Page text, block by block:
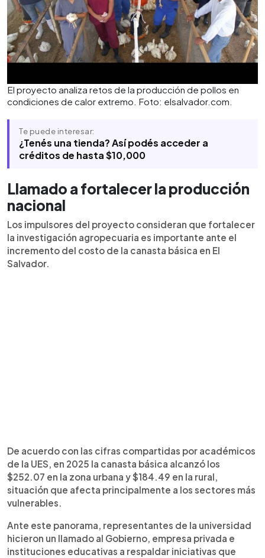
El proyecto analiza retos de la producción de pollos en
condiciones de calor extremo. Foto: elsalvador.com.
Te puede interesar:
¿Tenés una tienda? Así podés acceder a
créditos de hasta $10,000
Llamado a fortalecer la producción
nacional
Los impulsores del proyecto consideran que fortalecer
la investigación agropecuaria es importante ante el
incremento del costo de la canasta básica en El
Salvador.
De acuerdo con las cifras compartidas por académicos
de la UES, en 2025 la canasta básica alcanzó los
$252.07 en la zona urbana y $184.49 en la rural,
situación que afecta principalmente a los sectores más
vulnerables.
Ante este panorama, representantes de la universidad
hicieron un llamado al Gobierno, empresa privada e
instituciones educativas a respaldar iniciativas que